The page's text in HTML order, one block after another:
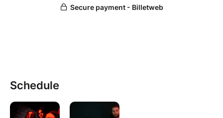
Schedule